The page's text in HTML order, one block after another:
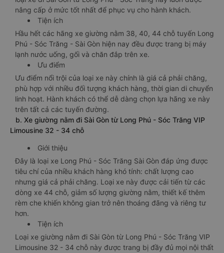
nâng cấp ở mức tốt nhất để phục vụ cho hành khách.
Tiện ích
Hầu hết các hãng xe giường nằm 38, 40, 44 chỗ tuyến Long
Phú - Sóc Trăng - Sài Gòn hiện nay đều được trang bị máy
lạnh nước uống, gối và chăn đắp trên xe.
Ưu điểm
Ưu điểm nổi trội của loại xe này chính là giá cả phải chăng,
phù hợp với nhiều đối tượng khách hàng, thời gian di chuyển
linh hoạt. Hành khách có thể dễ dàng chọn lựa hãng xe này
trên tất cả các tuyến đường.
b. Xe giường nằm đi Sài Gòn từ Long Phú - Sóc Trăng VIP
Limousine 32 - 34 chỗ
Giới thiệu
Đây là loại xe Long Phú - Sóc Trăng Sài Gòn đáp ứng được
tiêu chí của nhiều khách hàng khó tính: chất lượng cao
nhưng giá cả phải chăng. Loại xe này được cải tiến từ các
dòng xe 44 chỗ, giảm số lượng giường nằm, thiết kế thêm
rèm che khiến không gian trở nên thoáng đãng và riêng tư
hơn.
Tiện ích
Loại xe giường nằm đi Sài Gòn từ Long Phú - Sóc Trăng VIP
Limousine 32 - 34 chỗ này được trang bị đầy đủ mọi nội thất